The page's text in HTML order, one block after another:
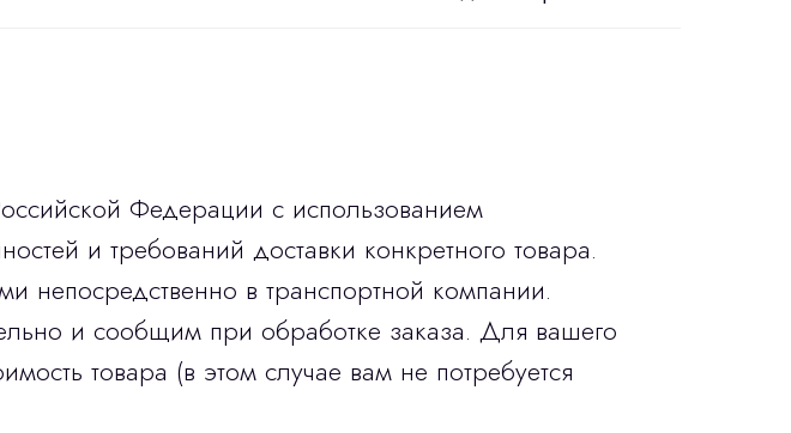
Федерации с использованием
и требований доставки конкретного товара.
непосредственно в транспортной компании.
и сообщим при обработке заказа. Для вашего
товара (в этом случае вам не потребуется